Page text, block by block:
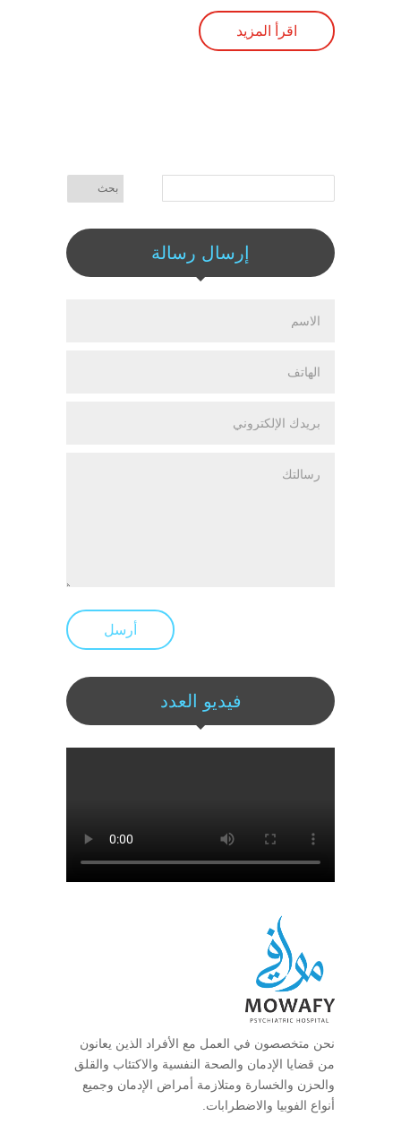
اقرأ المزيد
إرسال رسالة
أرسل
فيديو العدد
نحن متخصصون في العمل مع الأفراد الذين يعانون
من قضايا الإدمان والصحة النفسية والاكتئاب والقلق
والحزن والخسارة ومتلازمة أمراض الإدمان وجميع
أنواع الفوبيا والاضطرابات.